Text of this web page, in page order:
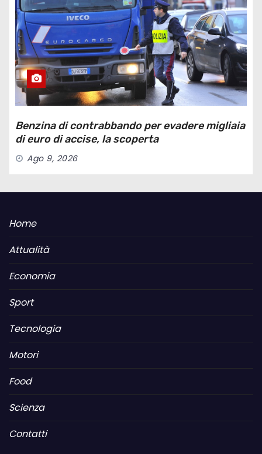
Benzina di contrabbando per evadere migliaia
di euro di accise, la scoperta
Ago 9, 2026
Home
Attualità
Economia
Sport
Tecnologia
Motori
Food
Scienza
Contatti